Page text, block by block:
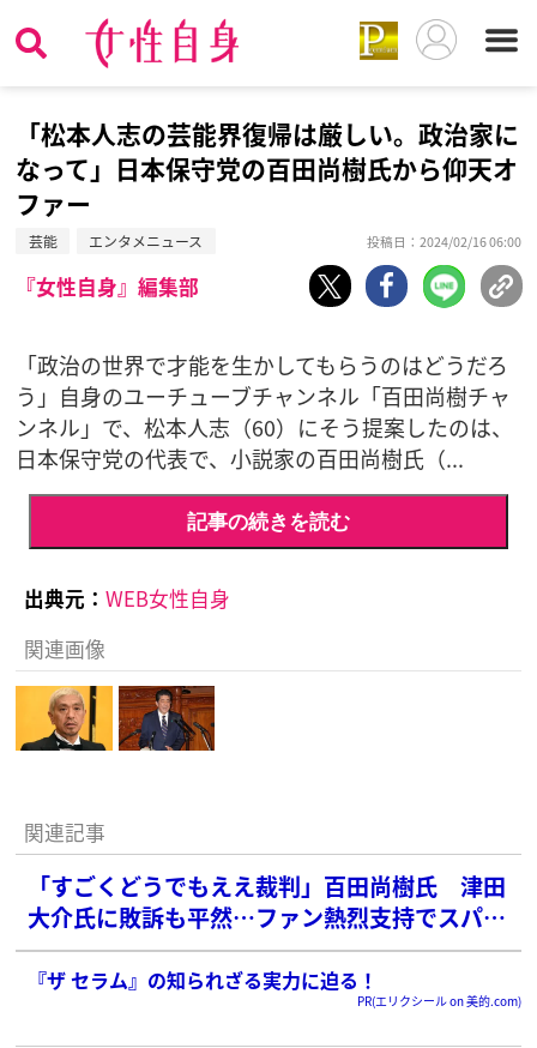
「松本人志の芸能界復帰は厳しい。政治家に
なって」日本保守党の百田尚樹氏から仰天オ
ファー
芸能 エンタメニュース 投稿日：2024/02/16 06:00
『女性自身』編集部
「政治の世界で才能を生かしてもらうのはどうだろ
う」自身のユーチューブチャンネル「百田尚樹チャ
ンネル」で、松本人志（60）にそう提案したのは、
日本保守党の代表で、小説家の百田尚樹氏（...
記事の続きを読む
出典元： WEB女性自身
関連画像
関連記事
「すごくどうでもええ裁判」百田尚樹氏 津田
大介氏に敗訴も平然…ファン熱烈支持でスパチ
ャ13万円ゲット
『ザ セラム』の知られざる実力に迫る！
PR(エリクシール on 美的.com)